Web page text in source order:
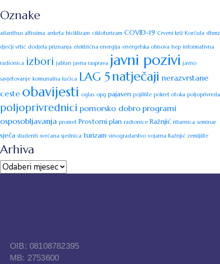
Oznake
ailanthus altissima anketa biciklizam cikloturizam COVID-19 Crveni križ Korčula dhmz
dječji vrtić dodjela priznanja električna energija energetska obnova hep informativna
radionica izbori jablan javna rasprava javni pozivi javno
savjetovanje komunalna lučica LAG 5natječaji nerazvrstane
ceste obavijesti oglas opg pajasen pojilište pokret otoka poljoprivreda
poljoprivrednici pomorsko dobroprogrami
osposobljavanja promet Prostorni plan radionice Ražnjić ribarnica seminar
sječa studenti svečana sjednica turizam vinogradarstvo vojarna Ražnjić zemljište
Arhiva
OIB: 08108782395
MB: 2753600